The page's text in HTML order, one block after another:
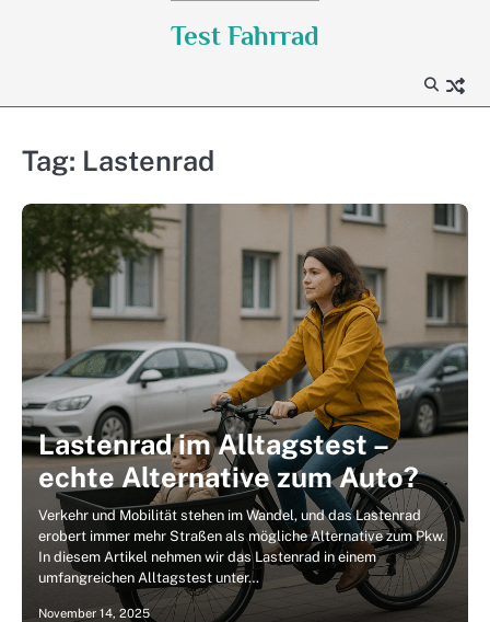
Test Fahrrad
Tag: Lastenrad
Lastenrad im Alltagstest –
echte Alternative zum Auto?
Verkehr und Mobilität stehen im Wandel, und das Lastenrad
erobert immer mehr Straßen als mögliche Alternative zum Pkw.
In diesem Artikel nehmen wir das Lastenrad in einem
umfangreichen Alltagstest unter…
November 14, 2025